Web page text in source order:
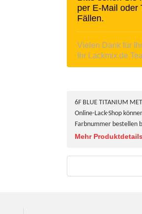
per E-Mail oder
Fällen.
Vielen Dank für
Ihr Lackmix.de
6F BLUE TITANIUM
Online-Lack-Shop
Farbnummer bestellen
Mehr Produktdetails